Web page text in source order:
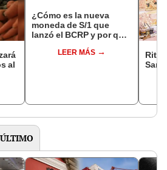
al
¿Cómo es la nueva
moneda de S/1 que
lanzó el BCRP y por qué
LEER MÁS